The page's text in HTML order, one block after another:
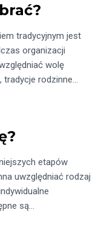
tradycyjnym jest
organizacji
wolę
tradycje rodzinne…
etapów
uwzględniać rodzaj
są…